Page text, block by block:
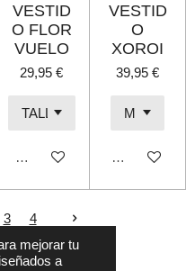
mejorar tu
a
VESTID
O FLOR
VUELO
29,95 €
Agotado
VESTID
O
XOROI
39,95 €
Agotado
3
4